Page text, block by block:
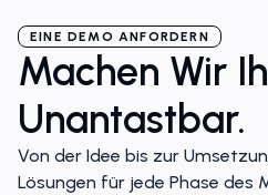
EINE DEMO ANFORDERN
Machen Wir
Unantastbar.
Von der Idee bis zur
Lösungen für jede Phase des